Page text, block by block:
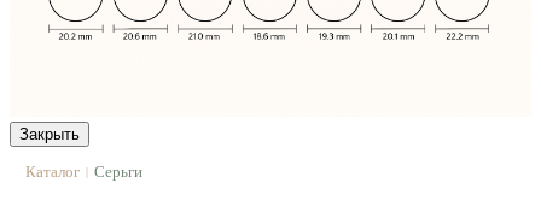
Закрыть
Каталог | Серьги